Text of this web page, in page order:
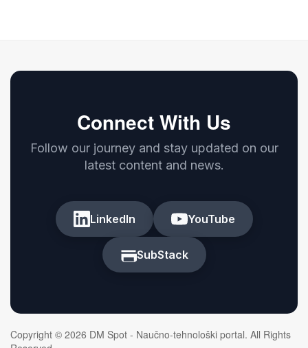
Connect With Us
Follow our journey and stay updated on our
latest content and news.
LinkedIn YouTube
SubStack
Copyright © 2026 DM Spot - Naučno-tehnološki portal. All Rights